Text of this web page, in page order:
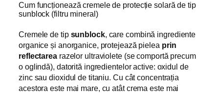
Cum funcționează cremele de protecție solară de tip
sunblock (filtru mineral)
Cremele de tip sunblock, care combină ingrediente
organice și anorganice, protejează pielea prin
reflectarearazelor ultraviolete (se comportă precum
o oglindă), datorită ingredientelor active: oxidul de
zinc sau dioxidul de titaniu. Cu cât concentrația
acestora este mai mare, cu atât crema este mai